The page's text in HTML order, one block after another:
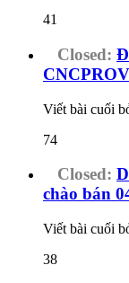
41
Closed:
Viết bài cuối
74
Closed:
chào bán
Viết bài cuối
38